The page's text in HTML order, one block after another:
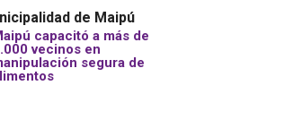
de Maipú
capacitó a más de
vecinos en
segura de